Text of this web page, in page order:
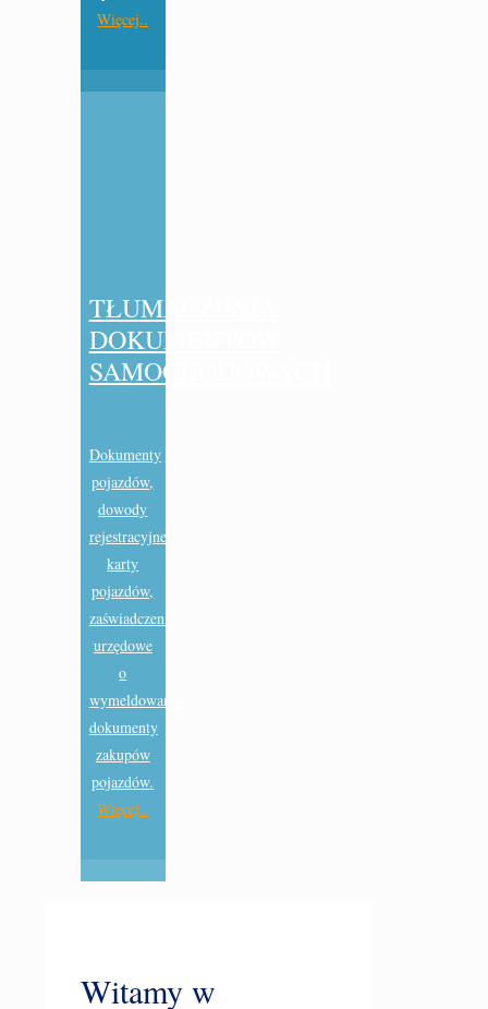
Więcej..
TŁUMACZENIA
DOKUMENTÓW
SAMOCHODOWYCH
Dokumenty
pojazdów,
dowody
rejestracyjne,
karty
pojazdów,
zaświadczenia
urzędowe
o
wymeldowaniu,
dokumenty
zakupów
pojazdów.
Więcej..
Witamy w